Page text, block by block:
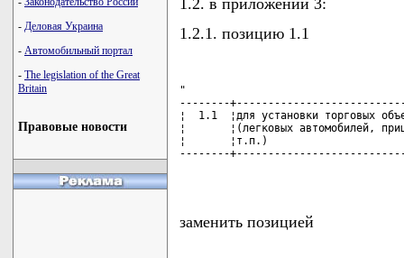
- Деловая Украина
- Автомобильный портал
- The legislation of the Great
Britain
Правовые новости
1.2.1. позицию 1.1
"
--------
¦  1.1  ¦для установки торговых
¦       ¦(легковых автомобилей,
¦       ¦т.п.)
--------
заменить позицией